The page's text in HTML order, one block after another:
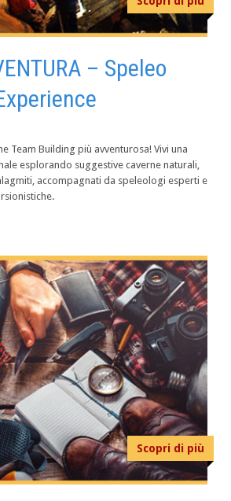
– Speleo
Team Building più avventurosa! Vivi una
esplorando suggestive caverne naturali,
accompagnati da speleologi esperti e
Scopri di più